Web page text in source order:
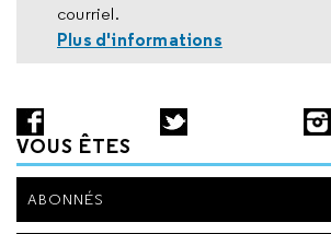
courriel.
Plus d'informations
VOUS ÊTES
ABONNÉS